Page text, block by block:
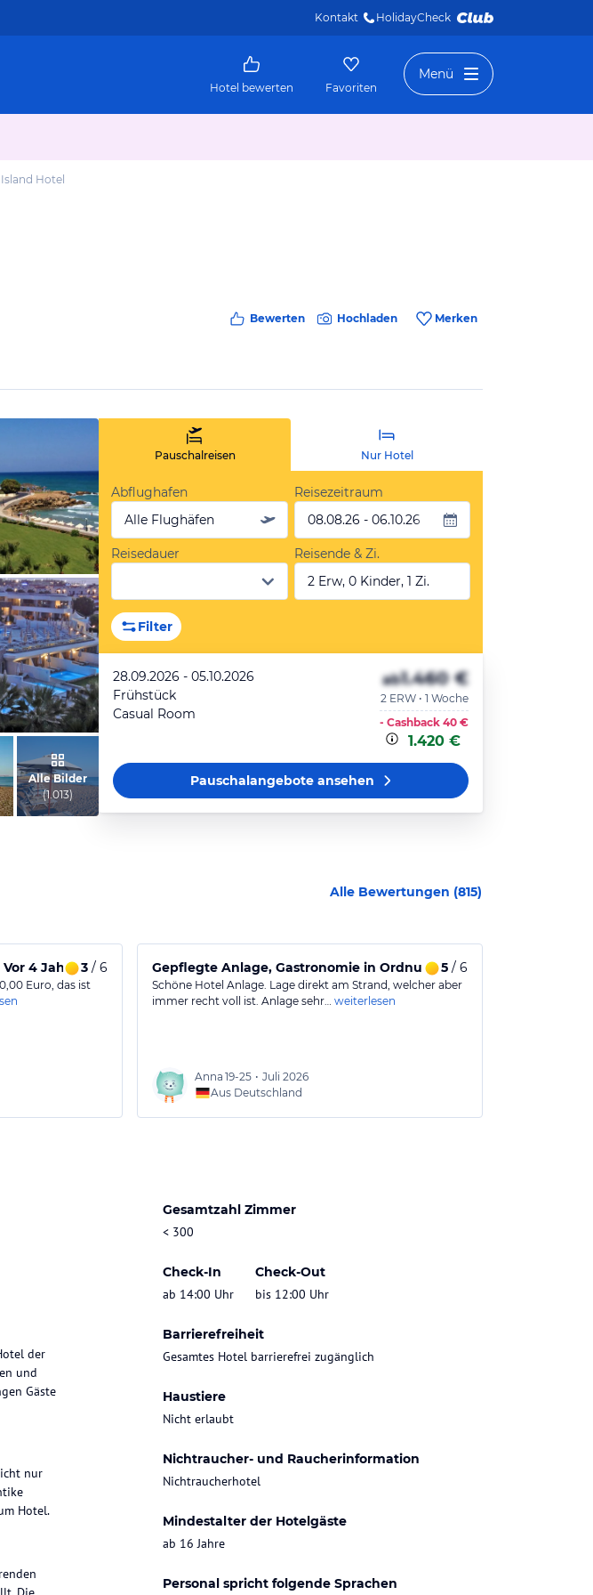
Kontakt HolidayCheck
Hotel bewerten Favoriten
Menü
Hotel
Bewerten Hochladen Merken
Alle Bilder
(1.013)
Pauschalreisen Nur Hotel
Abflughafen
Alle Flughäfen
Reisezeitraum
08.08.26 - 06.10.26
Reisedauer
Reisende & Zi.
2 Erw, 0 Kinder, 1 Zi.
Filter
28.09.2026 - 05.10.2026
Frühstück
Casual Room
ab1.460 €
2 ERW • 1 Woche
- Cashback 40 €
1.420 €
Pauschalangeboteansehen
Alle Bewertungen (815)
4 Jahren noch ja.
3/ 6
Euro, das ist
Gepflegte Anlage, Gastronomie in Ordnung, schöne Zimmer
5/ 6
Schöne Hotel Anlage. Lage direkt am Strand, welcher aber
immer recht voll ist. Anlage sehr… weiterlesen
Anna 19-25 • Juli 2026
Aus Deutschland
Gesamtzahl Zimmer
< 300
Check-In
ab 14:00 Uhr
Check-Out
bis 12:00 Uhr
Barrierefreiheit
Gesamtes Hotel barrierefrei zugänglich
Haustiere
Nicht erlaubt
Nichtraucher- und Raucherinformation
Nichtraucherhotel
Mindestalter der Hotelgäste
ab 16 Jahre
Personal spricht folgende Sprachen
der
und
Gäste
nur
Hotel.